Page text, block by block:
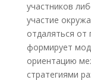
участников
участие
отдаляться от
формирует
ориентацию
стратегиями